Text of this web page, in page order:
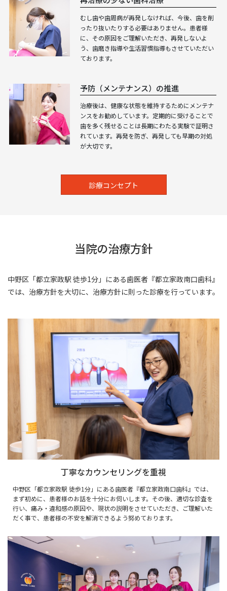
むし歯や歯周病が再発しなければ、今後、歯を削
ったり抜いたりする必要はありません。患者様
に、その原因をご理解いただき、再発しないよ
う、歯磨き指導や生活習慣指導もさせていただい
ております。
予防（メンテナンス）の推進
治療後は、健康な状態を維持するためにメンテナ
ンスをお勧めしています。定期的に受けることで
歯を多く残せることは長期にわたる実験で証明さ
れています。再発を防ぎ、再発しても早期の対処
が大切です。
診療コンセプト
当院の治療方針
中野区「都立家政駅 徒歩1分」にある歯医者『都立家政南口歯科』
では、治療方針を大切に、治療方針に則った診療を行っています。
丁寧なカウンセリングを重視
中野区「都立家政駅 徒歩1分」にある歯医者『都立家政南口歯科』では、
まず初めに、患者様のお話を十分にお伺いします。その後、適切な診査を
行い、痛み・違和感の原因や、現状の説明をさせていただき、ご理解いた
だく事で、患者様の不安を解消できるよう努めております。